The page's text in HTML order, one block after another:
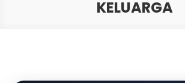
KELUARGA